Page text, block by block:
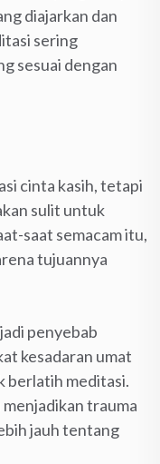
diajarkan dan
sering
sesuai dengan
cinta kasih, tetapi
sulit untuk
saat semacam itu,
tujuannya
penyebab
kesadaran umat
berlatih meditasi.
trauma
jauh tentang